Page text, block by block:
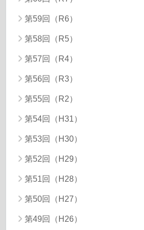
第59回（R6）
第58回（R5）
第57回（R4）
第56回（R3）
第55回（R2）
第54回（H31）
第53回（H30）
第52回（H29）
第51回（H28）
第50回（H27）
第49回（H26）